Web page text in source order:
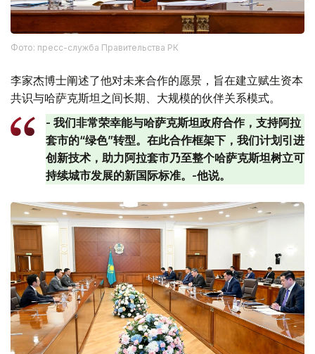
Фото: пресс-служба Правительства РК
李家杰博士阐述了他对未来合作的愿景，旨在建立赋生资本
共识与哈萨克斯坦之间长期、大规模的伙伴关系模式。
- 我们非常荣幸能与哈萨克斯坦政府合作，支持阿拉
套市的“绿色”转型。在此合作框架下，我们计划引进
创新技术，助力阿拉套市乃至整个哈萨克斯坦树立可
持续城市发展的新国际标准。-他说。